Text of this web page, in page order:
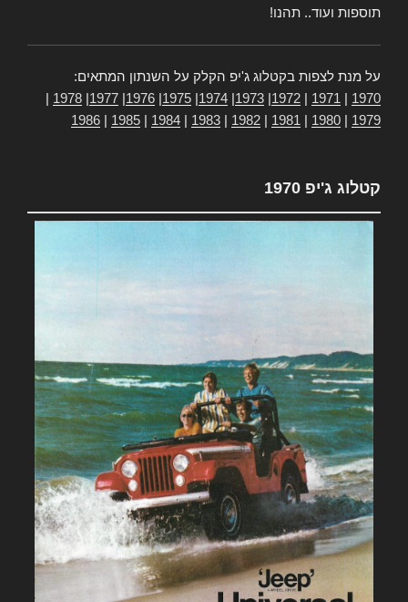
תוספות ועוד.. תהנו!
על מנת לצפות בקטלוג ג'יפ הקלק על השנתון המתאים:
1970
1971
1972
1973
1974
1975
1976
1977
1978
1979
1980
1981
1982
1983
1984
1985
1986
קטלוג ג'יפ 1970